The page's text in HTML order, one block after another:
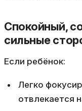
Спокойный,
сильные
Если ребёнок:
Легко
отвлекается